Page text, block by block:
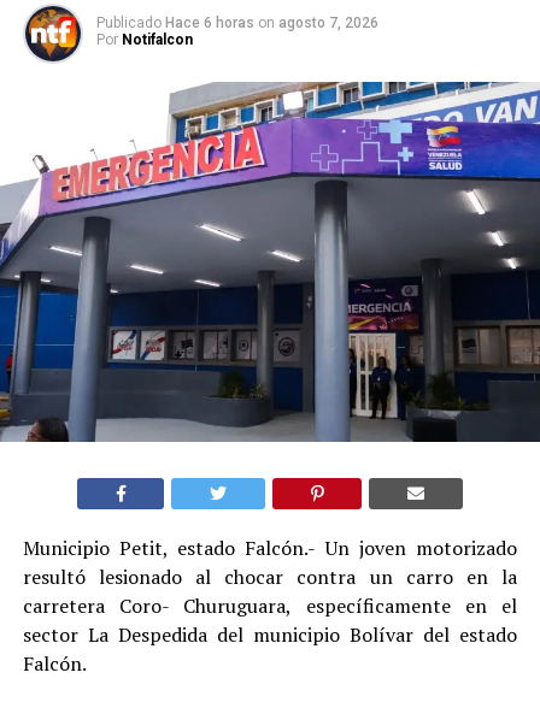
Publicado Hace 6 horas on agosto 7, 2026
Por Notifalcon
Municipio Petit, estado Falcón.- Un joven motorizado
resultó lesionado al chocar contra un carro en la
carretera Coro- Churuguara, específicamente en el
sector La Despedida del municipio Bolívar del estado
Falcón.